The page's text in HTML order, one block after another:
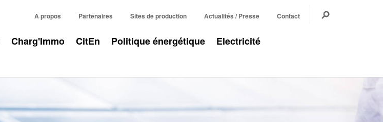
A propos Partenaires Sites de production Actualités / Presse Contact
Charg'Immo CitEn Politique énergétique Electricité